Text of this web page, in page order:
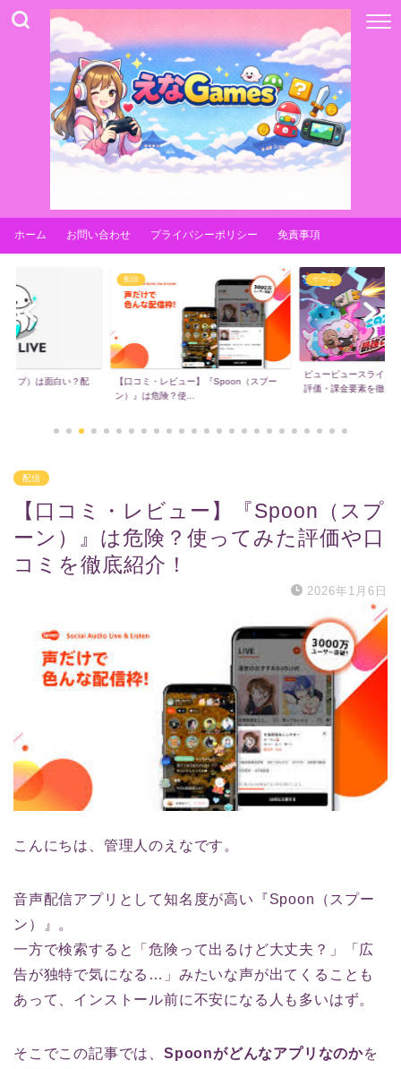
ホーム お問い合わせ プライバシーポリシー 免責事項
イブ）は面白い？配
配信
【口コミ・レビュー】『Spoon（スプー
ン）』は危険？使...
ゲーム
ピューピュースライム
評価・課金要素を徹...
配信
【口コミ・レビュー】『Spoon（スプ
ーン）』は危険？使ってみた評価や口
コミを徹底紹介！
2026年1月6日
こんにちは、管理人のえなです。
音声配信アプリとして知名度が高い『Spoon（スプー
ン）』。
一方で検索すると「危険って出るけど大丈夫？」「広
告が独特で気になる…」みたいな声が出てくることも
あって、インストール前に不安になる人も多いはず。
そこでこの記事では、 Spoonがどんなアプリなのかを